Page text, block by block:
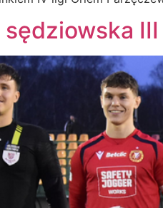
sędziowska